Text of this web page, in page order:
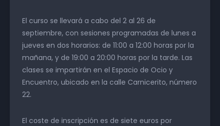
El curso se llevará a cabo del 2 al 26 de
septiembre, con sesiones programadas de lunes a
jueves en dos horarios: de 11:00 a 12:00 horas por la
mañana, y de 19:00 a 20:00 horas por la tarde. Las
clases se impartirán en el Espacio de Ocio y
Encuentro, ubicado en la calle Carnicerito, número
22.
El coste de inscripción es de siete euros por